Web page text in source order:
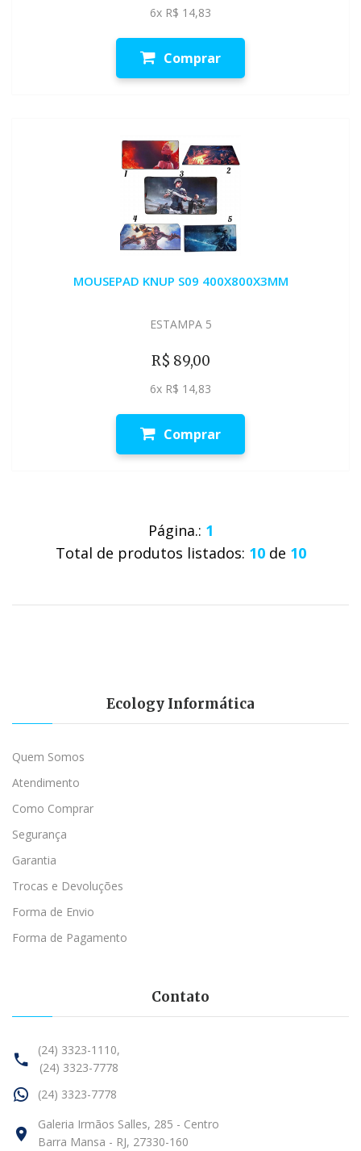
6x R$ 14,83
Comprar
MOUSEPAD KNUP S09 400X800X3MM
ESTAMPA 5
R$ 89,00
6x R$ 14,83
Comprar
Página.: 1
Total de produtos listados: 10de 10
Ecology Informática
Quem Somos
Atendimento
Como Comprar
Segurança
Garantia
Trocas e Devoluções
Forma de Envio
Forma de Pagamento
Contato
(24) 3323-1110,
(24) 3323-7778
(24) 3323-7778
Galeria Irmãos Salles, 285 - Centro
Barra Mansa - RJ, 27330-160